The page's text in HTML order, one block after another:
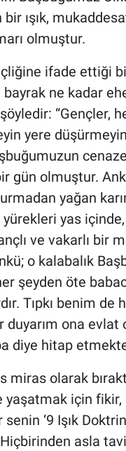
ışık,
olmuştur.
ifade ettiği
bayrak ne kadar
“Gençler,
yere
gün olmuştur.
yağan
yas
ve vakarlı bir
o kalabalık
şeyden öte
Tıpkı benim
duyarım ona
diye hitap
miras olarak
yaşatmak için
‘9 Işık
Hiçbirinden asla